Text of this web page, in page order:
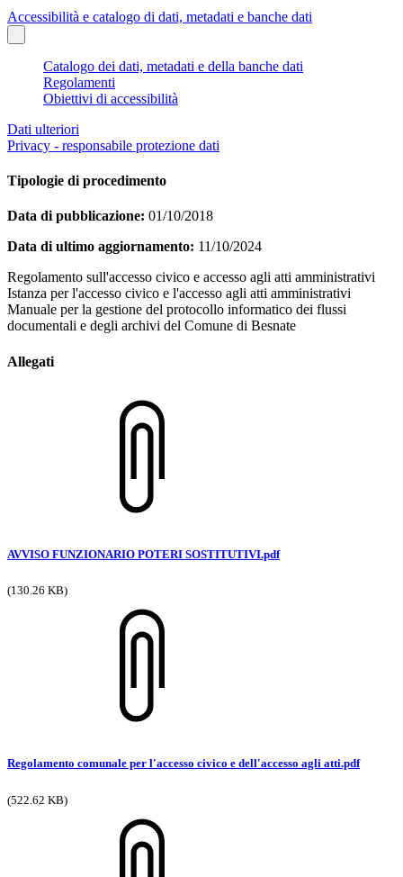
Accessibilità e catalogo di dati, metadati e banche dati
Catalogo dei dati, metadati e della banche dati
Regolamenti
Obiettivi di accessibilità
Dati ulteriori
Privacy - responsabile protezione dati
Tipologie di procedimento
Data di pubblicazione: 01/10/2018
Data di ultimo aggiornamento: 11/10/2024
Regolamento sull'accesso civico e accesso agli atti amministrativi
Istanza per l'accesso civico e l'accesso agli atti amministrativi
Manuale per la gestione del protocollo informatico dei flussi
documentali e degli archivi del Comune di Besnate
Allegati
AVVISO FUNZIONARIO POTERI SOSTITUTIVI.pdf
(130.26 KB)
Regolamento comunale per l'accesso civico e dell'accesso agli atti.pdf
(522.62 KB)